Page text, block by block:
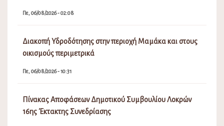
Πε, 06/08/2026 - 02:08
Διακοπή Υδροδότησης στην περιοχή Μαμάκα και στους
οικισμούς περιμετρικά
Πε, 06/08/2026 - 10:31
Πίνακας Αποφάσεων Δημοτικού Συμβουλίου Λοκρών
16ης Έκτακτης Συνεδρίασης